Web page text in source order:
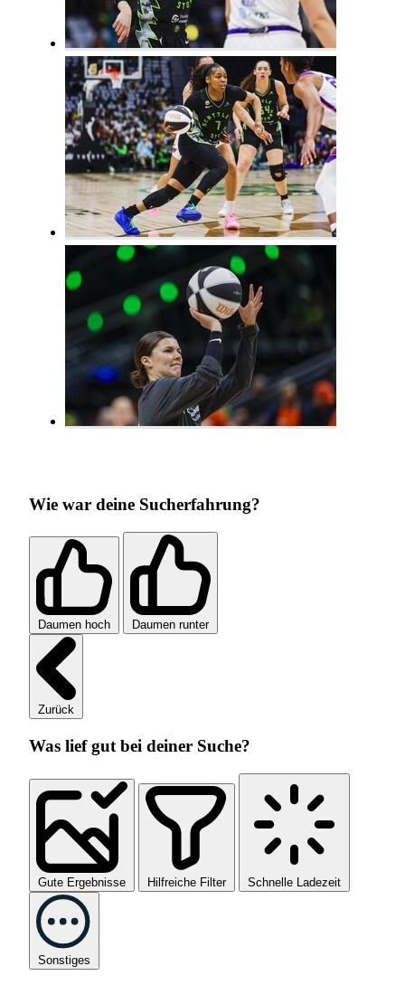
Wie war deine Sucherfahrung?
Daumen hoch Daumen runter
Zurück
Was lief gut bei deiner Suche?
Gute Ergebnisse Hilfreiche Filter Schnelle Ladezeit
Sonstiges